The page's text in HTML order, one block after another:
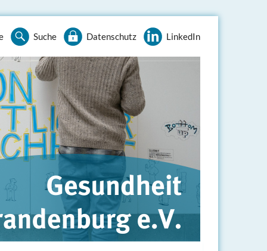
Suche Datenschutz LinkedIn